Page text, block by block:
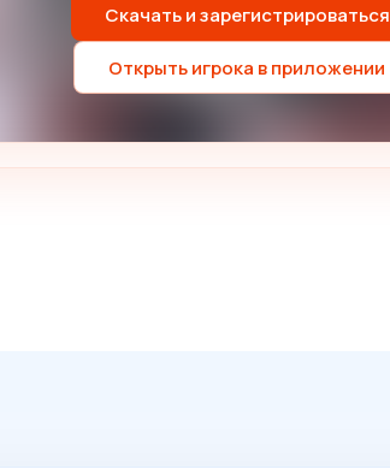
Скачать и зарегистрироваться
Открыть игрока в приложении